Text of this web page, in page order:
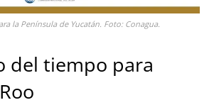
la Península de Yucatán. Foto: Conagua.
del tiempo para